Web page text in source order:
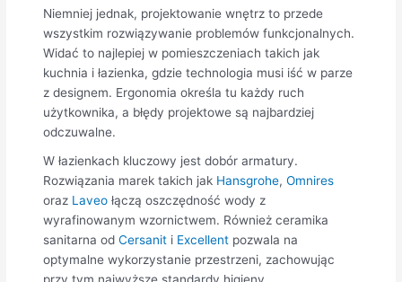
Niemniej jednak, projektowanie wnętrz to przede
wszystkim rozwiązywanie problemów funkcjonalnych.
Widać to najlepiej w pomieszczeniach takich jak
kuchnia i łazienka, gdzie technologia musi iść w parze
z designem. Ergonomia określa tu każdy ruch
użytkownika, a błędy projektowe są najbardziej
odczuwalne.
W łazienkach kluczowy jest dobór armatury.
Rozwiązania marek takich jak Hansgrohe,Omnires
oraz Laveo łączą oszczędność wody z
wyrafinowanym wzornictwem. Również ceramika
sanitarna odCersanit i Excellent pozwala na
optymalne wykorzystanie przestrzeni, zachowując